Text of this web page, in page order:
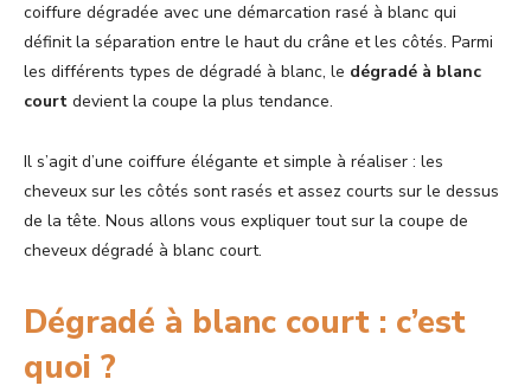
coiffure dégradée avec une démarcation rasé à blanc qui
définit la séparation entre le haut du crâne et les côtés. Parmi
les différents types de dégradé à blanc, le dégradé à blanc
court devient la coupe la plus tendance.
Il s’agit d’une coiffure élégante et simple à réaliser : les
cheveux sur les côtés sont rasés et assez courts sur le dessus
de la tête. Nous allons vous expliquer tout sur la coupe de
cheveux dégradé à blanc court.
Dégradé à blanc court : c’est
quoi ?